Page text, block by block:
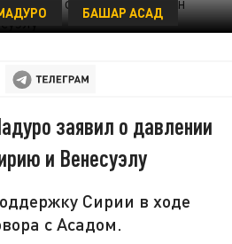
БАШАР АСАД
заявил о давлении
и Венесуэлу
Сирии в ходе
с Асадом.